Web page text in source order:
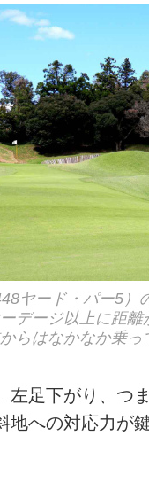
ヤード・パー5）
デージ以上に距離
らはなかなか乗っ
左足下がり、つ
地への対応力が